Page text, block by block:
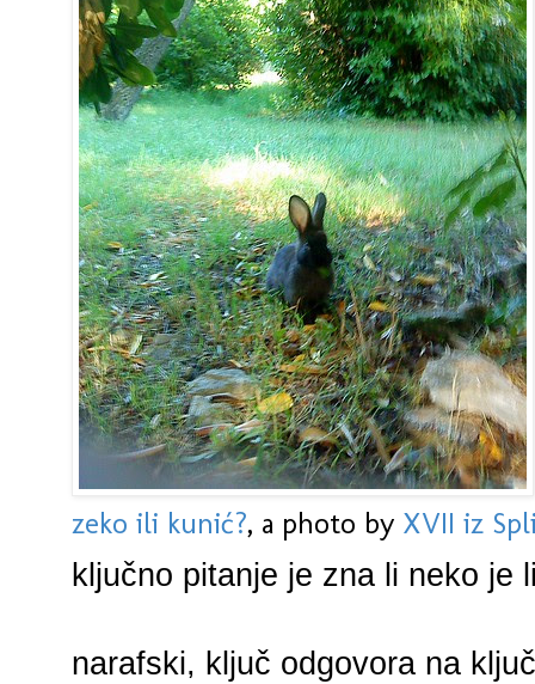
zeko ili kunić?, a photo by XVII iz
ključno pitanje je zna li neko je
narafski, ključ odgovora na